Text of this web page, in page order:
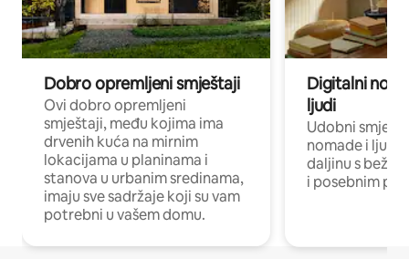
Dobro opremljeni smještaji
Ovi dobro opremljeni
smještaji, među kojima ima
drvenih kuća na mirnim
lokacijama u planinama i
stanova u urbanim sredinama,
imaju sve sadržaje koji su vam
potrebni u vašem domu.
Digitalni
ljudi
Udobni
nomade i ljude
daljinu s
i posebnim